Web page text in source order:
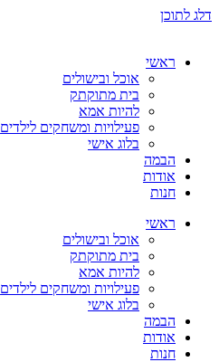
דלג לתוכן
ראשי
אוכל ובישולים
בית מתוקתק
להיות אמא
פעילויות ומשחקים לילדים
בלוג אישי
הבמה
אודות
חנות
ראשי
אוכל ובישולים
בית מתוקתק
להיות אמא
פעילויות ומשחקים לילדים
בלוג אישי
הבמה
אודות
חנות